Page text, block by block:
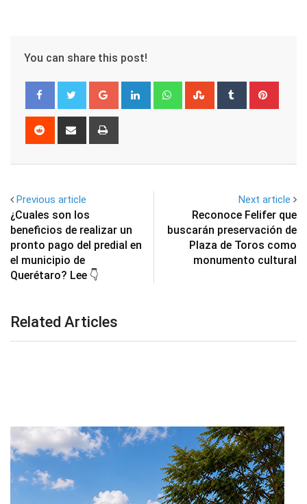
You can share this post!
Google+ LinkedIn WhatsappStumbleUpon
Tumblr
Reddit
Share
Previous article
¿Cuales son los
beneficios de realizar un
pronto pago del predial en
el municipio de
Querétaro? Lee 👇
Next article
Reconoce Felifer que
buscarán preservación de
Plaza de Toros como
monumento cultural
Related Articles